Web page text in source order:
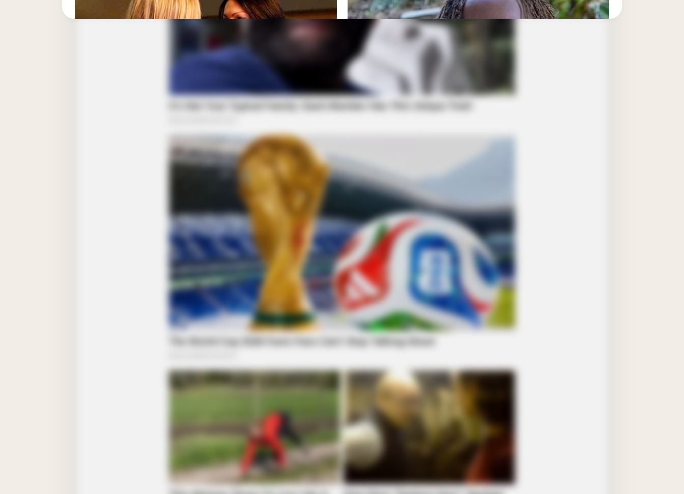
Unforgettable Moments From Orange Is The New Black! Malia Obama's Transformation Is A Sight To See
Tom Cruise's Daughter Is The Most
Beautiful Woman In The World
Owner Made Shadow Figures —
Kitten's Reaction Shocked Millions
300-Year-Old Tree Cut Open—What
He Found Inside Stunned Him!
RADAR MEDIA